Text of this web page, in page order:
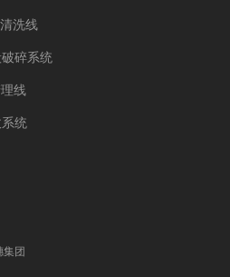
洗线
碎系统
线
统
集团